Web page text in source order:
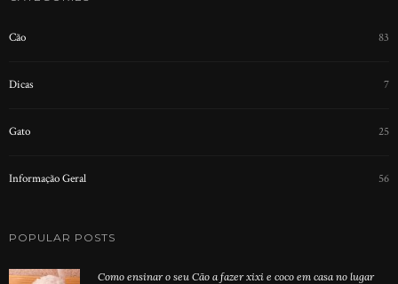
Cão 83
Dicas 7
Gato 25
Informação Geral 56
POPULAR POSTS
Como ensinar o seu Cão a fazer xixi e coco em casa no lugar